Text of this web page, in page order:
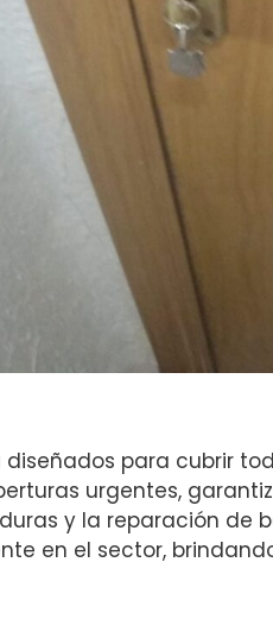
para cubrir
urgentes,
y la reparación de
en el sector,